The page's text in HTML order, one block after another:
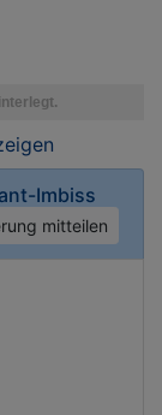
Imbiss
mitteilen